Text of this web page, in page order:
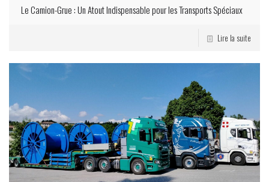
Le Camion-Grue : Un Atout Indispensable pour les Transports Spéciaux
Lire la suite